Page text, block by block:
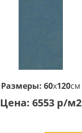
Размеры: 60x120см
Цена: 6553 р/м2